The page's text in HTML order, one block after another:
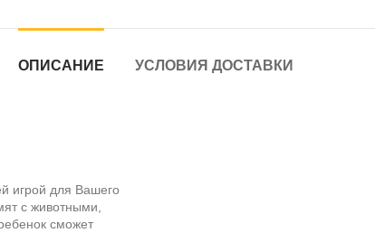
ОПИСАНИЕ УСЛОВИЯ ДОСТАВКИ
игрой для Вашего
с животными,
сможет